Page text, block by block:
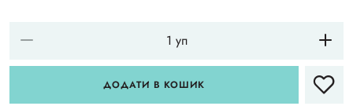
ДОДАТИ В КОШИК